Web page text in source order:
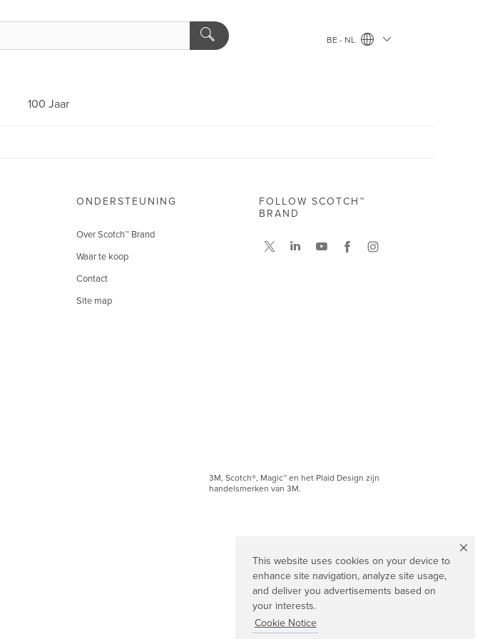
This website uses cookies on your device to
enhance site navigation, analyze site usage,
and deliver you advertisements based on
your interests.
Cookie Notice
BE - NL
100 Jaar
ONDERSTEUNING
Over Scotch™ Brand
Waar te koop
Contact
Site map
FOLLOW SCOTCH™
BRAND
3M, Scotch®, Magic™ en het Plaid Design zijn
handelsmerken van 3M.